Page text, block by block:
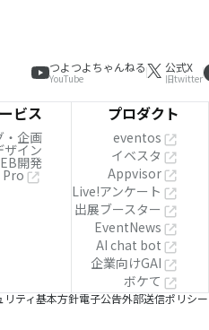
つよつよちゃんねる
YouTube
公式X
旧twitter
ビス
・企画
ザイン
開発
プロダクト
eventos
イベスタ
Appvisor
Live!アンケート
出展ブースター
EventNews
AI chat bot
企業向けGAI
ボケて
リティ基本方針電子公告外部送信ポリシー